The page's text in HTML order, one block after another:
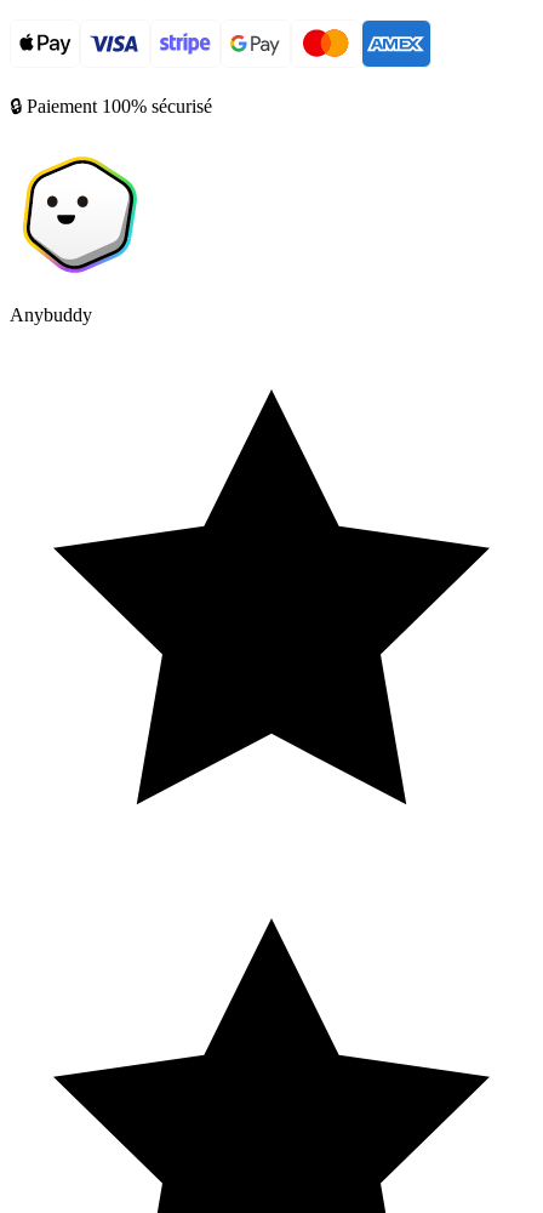
🔒 Paiement 100% sécurisé
Anybuddy